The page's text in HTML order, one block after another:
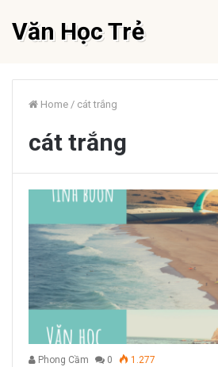
Văn Học Trẻ
Home / cát trắng
cát trắng
Phong Cầm 0 1.277